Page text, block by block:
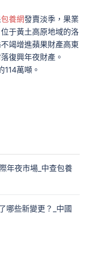
包養網發賣淡季，果業
于黃土高原地域的洛
竭增進蘋果財產高東
復興年夜財產。
114萬噸。
年夜市場_中查包養
哪些新變更？_中國